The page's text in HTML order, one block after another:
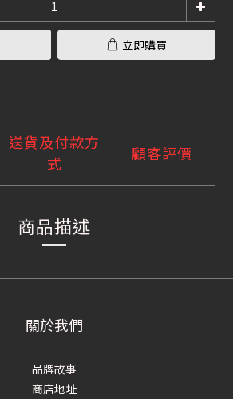
立即購買
送貨及付款方
式
顧客評價
商品描述
關於我們
品牌故事
商店地址